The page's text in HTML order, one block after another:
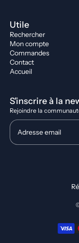
Utile
Rechercher
Mon compte
Commandes
Contact
Accueil
S'inscrire à la
Rejoindre la
Adresse email